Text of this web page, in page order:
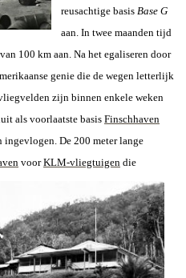
reusachtige basis Base G
aan. In twee maanden tijd
100 km aan. Na het egaliseren door
genie die de wegen letterlijk
zijn binnen enkele weken
als voorlaatste basis Finschhaven
ingevlogen. De 200 meter lange
voorKLM-vliegtuigen die